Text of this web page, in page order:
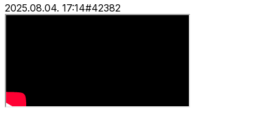
2025.08.04. 17:14#42382